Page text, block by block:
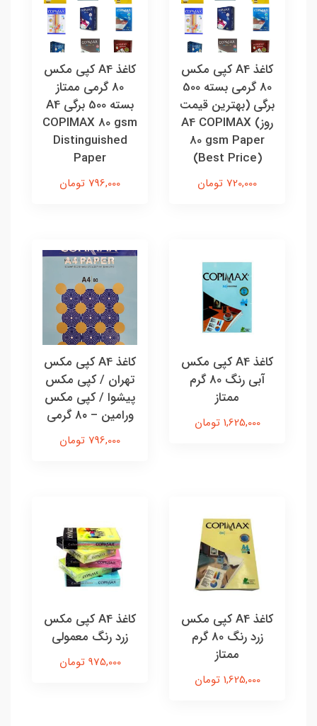
کاغذ A4 کپی مکس
80 گرمی بسته 500
برگی (بهترین قیمت
روز) A4 COPIMAX
80 gsm Paper
(Best Price)
720,000 تومان
کاغذ A4 کپی مکس
80 گرمی ممتاز
بسته 500 برگی A4
COPIMAX 80 gsm
Distinguished
Paper
796,000 تومان
کاغذ A4 کپی مکس
آبی رنگ 80 گرم
ممتاز
1,625,000 تومان
کاغذ A4 کپی مکس
تهران / کپی مکس
پیشوا / کپی مکس
ورامین – ۸۰ گرمی
796,000 تومان
کاغذ A4 کپی مکس
زرد رنگ 80 گرم
ممتاز
1,625,000 تومان
کاغذ A4 کپی مکس
زرد رنگ معمولی
975,000 تومان